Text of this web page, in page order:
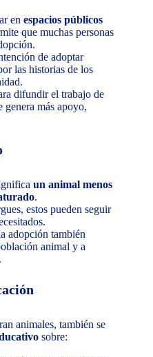
en espacios públicos
que muchas personas
de adoptar
las historias de los
difundir el trabajo de
más apoyo,
un animal menos
.
estos pueden seguir
adopción también
animal y a
animales, también se
sobre: